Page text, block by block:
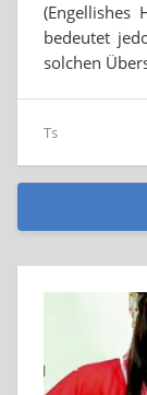
(Engellishes
bedeutet
solchen
Ts